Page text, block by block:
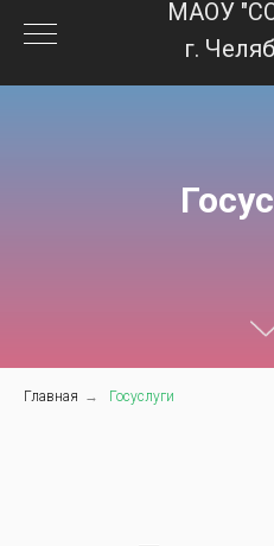
МАОУ
г.
Главная → Госуслуги